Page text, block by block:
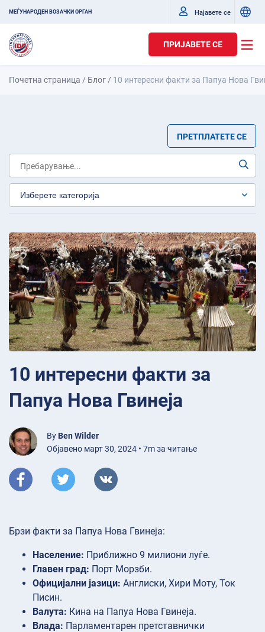
МЕЃУНАРОДЕН ВОЗАЧКИ ОРГАН Најавете се
ПРИЈАВЕТЕ СЕ
Почетна страница / Блог / 10 интересни факти за Папуа Нова
ПРЕТПЛАТЕТЕ СЕ
10 интересни факти за
Папуа Нова Гвинеја
By Ben Wilder
Објавено март 30, 2024 • 7m за читање
Брзи факти за Папуа Нова Гвинеја:
Население: Приближно 9 милиони луѓе.
Главен град: Порт Морзби.
Официјални јазици: Англиски, Хири Моту, Ток
Писин.
Валута: Кина на Папуа Нова Гвинеја.
Влада: Парламентарен претставнички